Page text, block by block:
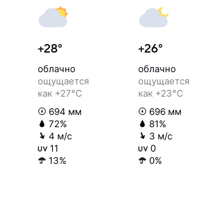
+28°
облачно
ощущается
как +27°C
694 мм
72%
4 м/с
11
13%
+26°
облачно
ощущается
как +23°C
696 мм
81%
3 м/с
0
0%